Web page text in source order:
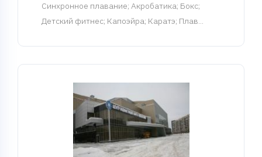
Синхронное плавание; Акробатика; Бокс;
Детский фитнес; Капоэйра; Каратэ; Плав...